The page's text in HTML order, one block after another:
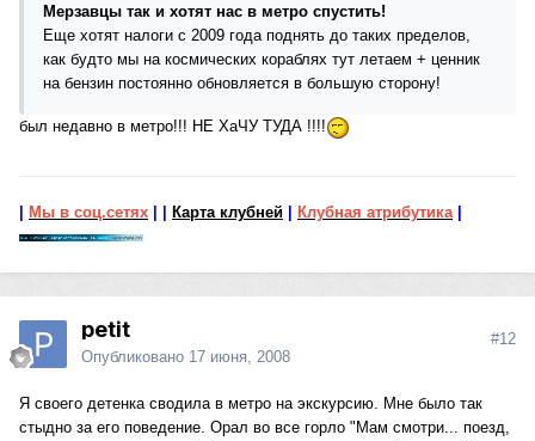
Мерзавцы так и хотят нас в метро спустить!
Еще хотят налоги с 2009 года поднять до таких пределов,
как будто мы на космических кораблях тут летаем + ценник
на бензин постоянно обновляется в большую сторону!
был недавно в метро!!! НЕ ХаЧУ ТУДА !!!!
Мы в соц.сетях Карта клубней Клубная атрибутика|
petit
Опубликовано 17 июня, 2008
#12
Я своего детенка сводила в метро на экскурсию. Мне было так
стыдно за его поведение. Орал во все горло "Мам смотри... поезд,